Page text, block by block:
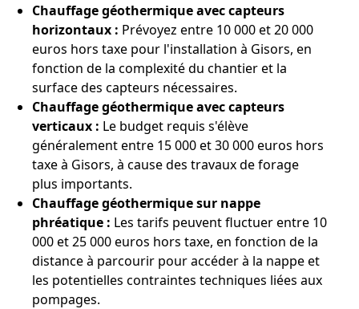
Chauffage géothermique avec capteurs
horizontaux : Prévoyez entre 10 000 et 20 000
euros hors taxe pour l'installation à Gisors, en
fonction de la complexité du chantier et la
surface des capteurs nécessaires.
Chauffage géothermique avec capteurs
verticaux : Le budget requis s'élève
généralement entre 15 000 et 30 000 euros hors
taxe à Gisors, à cause des travaux de forage
plus importants.
Chauffage géothermique sur nappe
phréatique : Les tarifs peuvent fluctuer entre 10
000 et 25 000 euros hors taxe, en fonction de la
distance à parcourir pour accéder à la nappe et
les potentielles contraintes techniques liées aux
pompages.